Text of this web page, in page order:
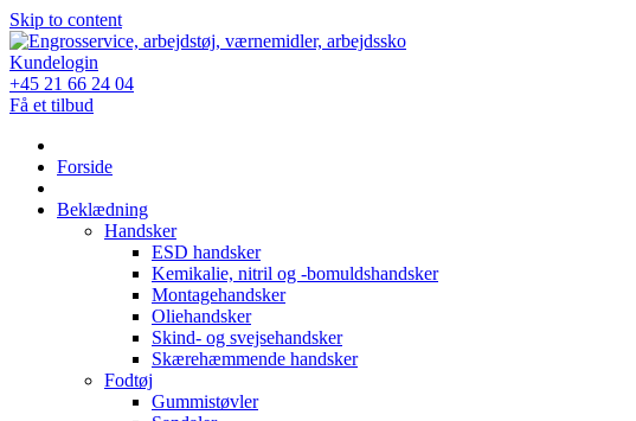
Skip to content
Kundelogin
+45 21 66 24 04
Få et tilbud
Forside
Beklædning
Handsker
ESD handsker
Kemikalie, nitril og -bomuldshandsker
Montagehandsker
Oliehandsker
Skind- og svejsehandsker
Skærehæmmende handsker
Fodtøj
Gummistøvler